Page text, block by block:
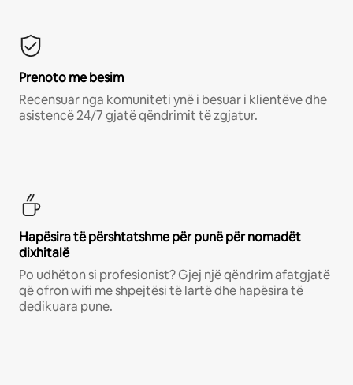
Prenoto me besim
Recensuar nga komuniteti ynë i besuar i klientëve dhe
asistencë 24/7 gjatë qëndrimit të zgjatur.
Hapësira të përshtatshme për punë për nomadët
dixhitalë
Po udhëton si profesionist? Gjej një qëndrim afatgjatë
që ofron wifi me shpejtësi të lartë dhe hapësira të
dedikuara pune.